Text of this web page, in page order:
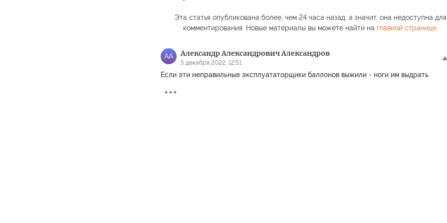
Эта статья опубликована более, чем 24 часа назад, а значит, она недоступна для
комментирования. Новые материалы вы можете найти на главной странице.
АА Александр Александрович Александров
5 декабря 2022, 12:51
Если эти неправильные эксплуататорщики баллонов выжили - ноги им выдрать.